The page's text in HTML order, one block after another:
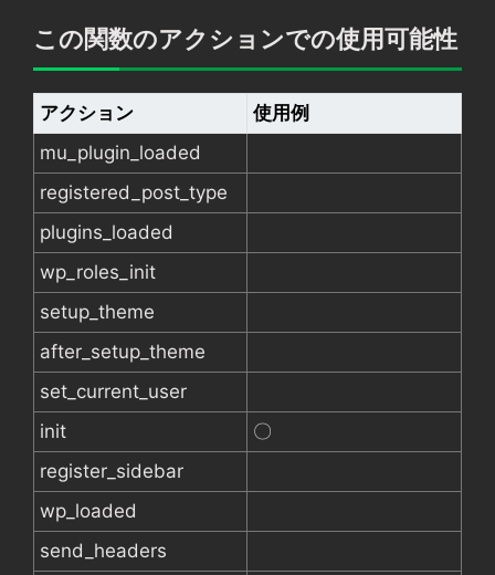
この関数のアクションでの使用可能性
アクション
使用例
mu_plugin_loaded
registered_post_type
plugins_loaded
wp_roles_init
setup_theme
after_setup_theme
set_current_user
init
〇
register_sidebar
wp_loaded
send_headers